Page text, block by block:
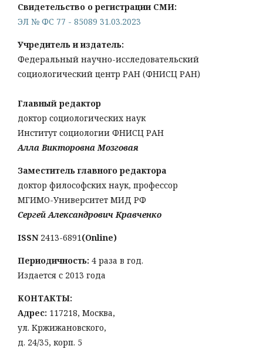
Свидетельство о регистрации СМИ:
ЭЛ № ФС 77 - 85089 31.03.2023
Учредитель и издатель:
Федеральный научно-исследовательский
социологический центр РАН (ФНИСЦ РАН)
Главный редактор
доктор социологических наук
Институт социологии ФНИСЦ РАН
Алла Викторовна Мозговая
Заместитель главного редактора
доктор философских наук, профессор
МГИМО-Университет МИД РФ
Сергей Александрович Кравченко
ISSN 2413-6891(Online)
Периодичность: 4 раза в год.
Издается с 2013 года
КОНТАКТЫ:
Адрес: 117218, Москва,
ул. Кржижановского,
д. 24/35, корп. 5